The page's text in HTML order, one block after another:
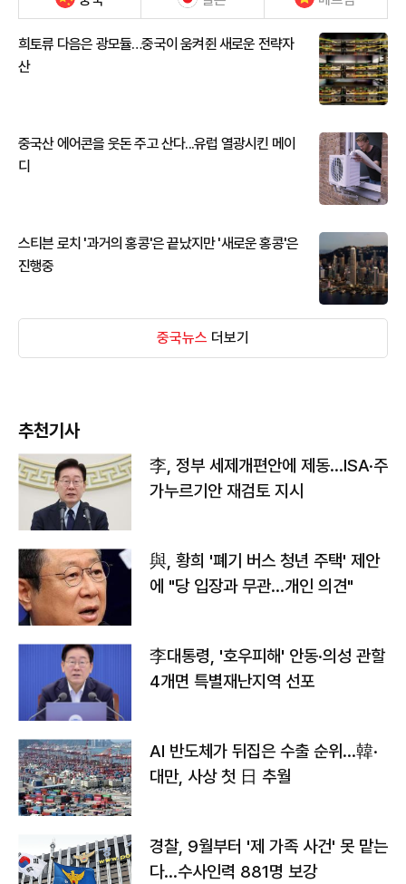
희토류 다음은 광모듈…중국이 움켜쥔 새로운 전략자
산
중국산 에어콘을 웃돈 주고 산다...유럽 열광시킨 메이
디
스티븐 로치 '과거의 홍콩'은 끝났지만 '새로운 홍콩'은
진행중
중국뉴스 더보기
추천기사
李, 정부 세제개편안에 제동…ISA·주
가누르기안 재검토 지시
與, 황희 '폐기 버스 청년 주택' 제안
에 "당 입장과 무관…개인 의견"
李대통령, '호우피해' 안동·의성 관할
4개면 특별재난지역 선포
AI 반도체가 뒤집은 수출 순위…韓·
대만, 사상 첫 日 추월
경찰, 9월부터 '제 가족 사건' 못 맡는
다…수사인력 881명 보강